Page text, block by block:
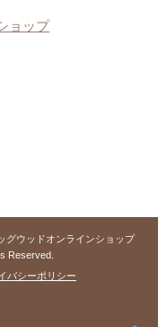
ョップ
グウッドオンラインショップ
Reserved.
バシーポリシー